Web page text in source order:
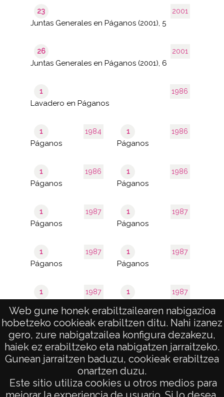
Web gune honek erabiltzailearen nabigazioa
hobetzeko cookieak erabiltzen ditu. Nahi izanez
gero, zure nabigatzailea konfigura dezakezu,
haiek ez erabiltzeko eta nabigatzen jarraitzeko.
Gunean jarraitzen baduzu, cookieak erabiltzea
onartzen duzu.
Este sitio utiliza cookies u otros medios para
2001
23
Juntas Generales en Páganos (2001), 5
2001
26
Juntas Generales en Páganos (2001), 6
1986
1
Lavadero en Páganos
1984
1
Páganos
1986
1
Páganos
1986
1
Páganos
1986
1
Páganos
1987
1
Páganos
1987
1
Páganos
1987
1
Páganos
1987
1
Páganos
1987
1 1987
1
de 2
páginas
1–40 de 64
results
AVISO LEGAL
POLÍTICA DE PRIVACIDAD